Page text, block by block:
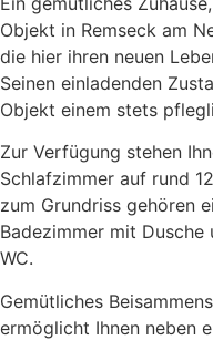
Objekt in Remseck am
die hier ihren neuen
Seinen einladenden
Objekt einem stets
Zur Verfügung stehen
Schlafzimmer auf rund
zum Grundriss gehören
Badezimmer mit
WC.
Gemütliches
ermöglicht Ihnen neben